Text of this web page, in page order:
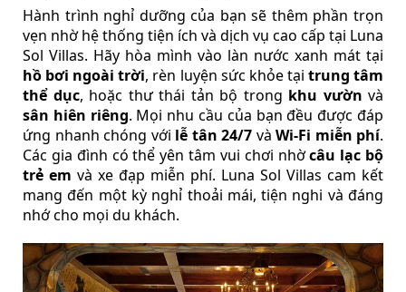
Hành trình nghỉ dưỡng của bạn sẽ thêm phần trọn
vẹn nhờ hệ thống tiện ích và dịch vụ cao cấp tại Luna
Sol Villas. Hãy hòa mình vào làn nước xanh mát tại
hồ bơi ngoài trời, rèn luyện sức khỏe tại trung tâm
thể dục, hoặc thư thái tản bộ trong khu vườn và
sân hiên riêng. Mọi nhu cầu của bạn đều được đáp
ứng nhanh chóng với lễ tân 24/7 và Wi-Fi miễn phí.
Các gia đình có thể yên tâm vui chơi nhờcâu lạc bộ
trẻ em và xe đạp miễn phí. Luna Sol Villas cam kết
mang đến một kỳ nghỉ thoải mái, tiện nghi và đáng
nhớ cho mọi du khách.